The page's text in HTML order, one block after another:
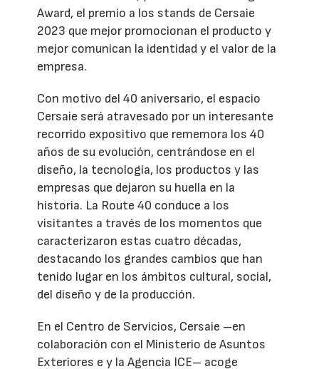
Award, el premio a los stands de Cersaie
2023 que mejor promocionan el producto y
mejor comunican la identidad y el valor de la
empresa.
Con motivo del 40 aniversario, el espacio
Cersaie será atravesado por un interesante
recorrido expositivo que rememora los 40
años de su evolución, centrándose en el
diseño, la tecnología, los productos y las
empresas que dejaron su huella en la
historia. La Route 40 conduce a los
visitantes a través de los momentos que
caracterizaron estas cuatro décadas,
destacando los grandes cambios que han
tenido lugar en los ámbitos cultural, social,
del diseño y de la producción.
En el Centro de Servicios, Cersaie –en
colaboración con el Ministerio de Asuntos
Exteriores e y la Agencia ICE– acoge